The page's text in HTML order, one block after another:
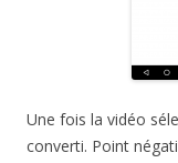
Une fois la vidéo
converti. Point